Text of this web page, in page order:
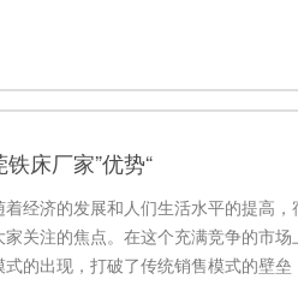
床厂家”优势“
着经济的发展和人们生活水平的提高
家关注的焦点。在这个充满竞争的市
式的出现，打破了传统销售模式的壁